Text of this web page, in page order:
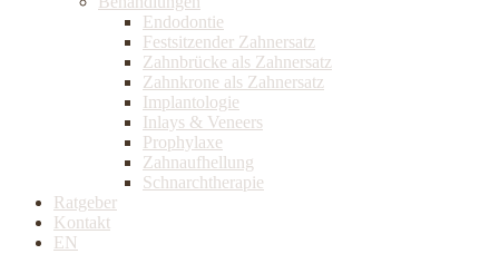
Endodontie
Festsitzender Zahnersatz
Zahnbrücke als Zahnersatz
Zahnkrone als Zahnersatz
Implantologie
Inlays & Veneers
Prophylaxe
Zahnaufhellung
Schnarchtherapie
Ratgeber
Kontakt
EN